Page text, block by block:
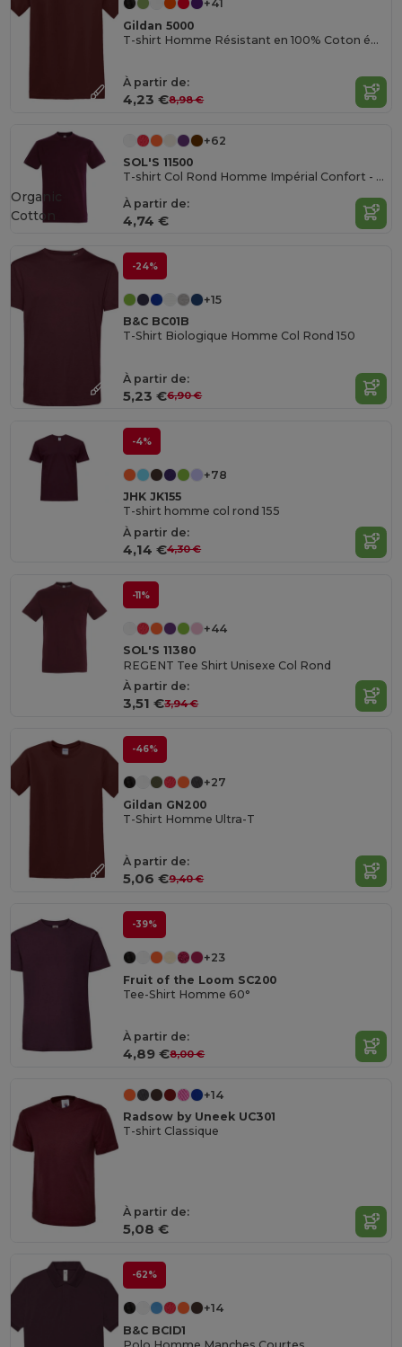
+41
Gildan 5000
T-shirt Homme Résistant en 100% Coton épais de Haute Qualité
À partir de:
4,23 €8,98 €
+62
SOL'S 11500
T-shirt Col Rond Homme Impérial Confort - qualité supérieure - coton semi-peigné
À partir de:
4,74 €
Organic
Cotton
-24%
+15
B&C BC01B
T-Shirt Biologique Homme Col Rond 150
À partir de:
5,23 €6,90 €
-4%
+78
JHK JK155
T-shirt homme col rond 155
À partir de:
4,14 €4,30 €
-11%
+44
SOL'S 11380
REGENT Tee Shirt Unisexe Col Rond
À partir de:
3,51 €3,94 €
-46%
+27
Gildan GN200
T-Shirt Homme Ultra-T
À partir de:
5,06 €9,40 €
-39%
+23
Fruit of the Loom SC200
Tee-Shirt Homme 60°
À partir de:
4,89 €8,00 €
+14
Radsow by Uneek UC301
T-shirt Classique
À partir de:
5,08 €
-62%
+14
B&C BCID1